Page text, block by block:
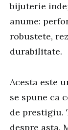
bijuterie
anume:
robustete,
durabilitate.
Acesta este
se spune ca
de prestigiu.
despre asta.